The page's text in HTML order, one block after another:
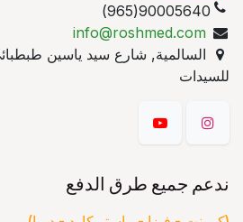
90005640(965)
info@roshmed.com
السالمية, شارع سيد ياسين
للسيدات
ندعم جميع طرق الدفع